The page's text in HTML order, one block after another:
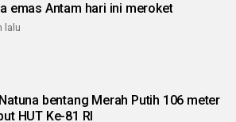
emas Antam hari ini meroket
lalu
bentang Merah Putih 106 meter
HUT Ke-81 RI